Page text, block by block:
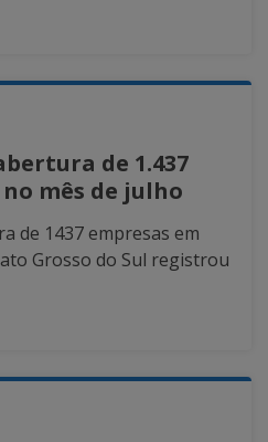
de 1.437
mês de julho
de 1437 empresas em
Grosso do Sul registrou